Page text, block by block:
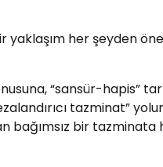
her şeyden
“sansür-hapis”
tazminat”
bağımsız bir